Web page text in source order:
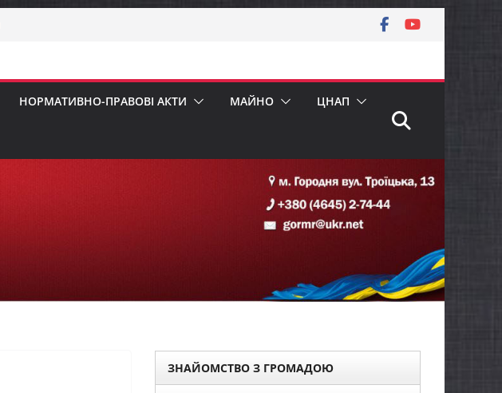
НОРМАТИВНО-ПРАВОВІ АКТИ МАЙНО ЦНАП
ЗНАЙОМСТВО З ГРОМАДОЮ